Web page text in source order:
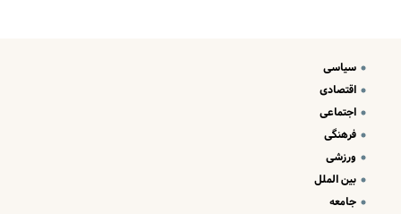
سیاسی
اقتصادی
اجتماعی
فرهنگی
ورزشی
بین الملل
جامعه